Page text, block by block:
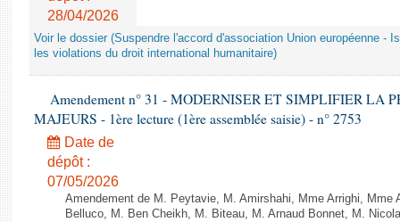
28/04/2026
Voir le dossier (Suspendre l'accord d'association Union européenne -
les violations du droit international humanitaire)
Amendement n° 31 - MODERNISER ET SIMPLIFIER LA
MAJEURS - 1ère lecture (1ère assemblée saisie) - n° 2753
Date de
dépôt :
07/05/2026
Amendement de M. Peytavie, M. Amirshahi, Mme Arrighi, Mme
Belluco, M. Ben Cheikh, M. Biteau, M. Arnaud Bonnet, M.